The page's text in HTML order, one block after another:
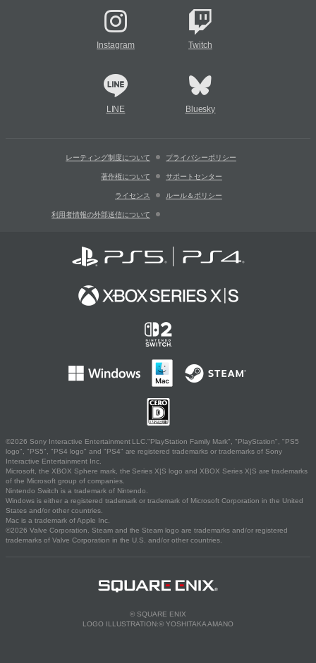
Instagram Twitch
LINE Bluesky
レーティング制度について プライバシーポリシー
著作権について サポートセンター
ライセンス ルール＆ポリシー
利用者情報の外部送信について
©2026 Sony Interactive Entertainment LLC."PlayStation Family Mark", "PlayStation", "PS5
logo", "PS5", "PS4 logo" and "PS4" are registered trademarks or trademarks of Sony
Interactive Entertainment Inc.
Microsoft, the XBOX Sphere mark, the Series X|S logo and XBOX Series X|S are trademarks
of the Microsoft group of companies.
Nintendo Switch is a trademark of Nintendo.
Windows is either a registered trademark or trademark of Microsoft Corporation in the United
States and/or other countries.
Mac is a trademark of Apple Inc.
©2026 Valve Corporation. Steam and the Steam logo are trademarks and/or registered
trademarks of Valve Corporation in the U.S. and/or other countries.
© SQUARE ENIX
LOGO ILLUSTRATION:© YOSHITAKA AMANO